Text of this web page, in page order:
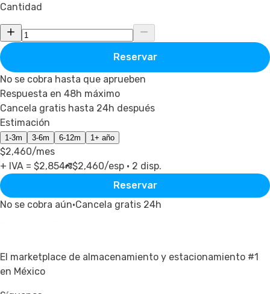
Cantidad
Reservar
No se cobra hasta que aprueben
Respuesta en 48h máximo
Cancela gratis hasta 24h después
Estimación
1-3m 3-6m 6-12m 1+ año
$2,460/mes
+ IVA = $2,854 $2,460/esp · 2 disp.
Reservar
No se cobra aún·Cancela gratis 24h
El marketplace de almacenamiento y estacionamiento #1
en México